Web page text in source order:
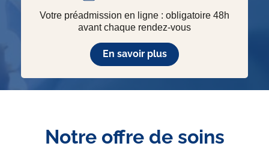
Votre préadmission en ligne : obligatoire 48h
avant chaque rendez-vous
En savoir plus
Notre offre de soins